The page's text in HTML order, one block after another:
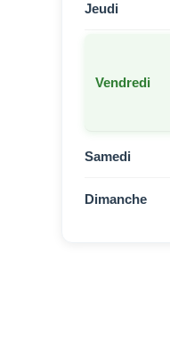
Jeudi
Vendredi
Samedi
Dimanche